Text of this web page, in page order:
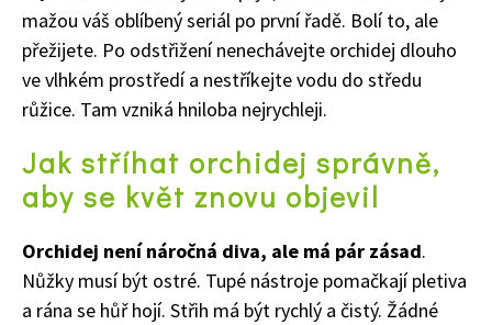
Naše krásná zahrada
mažou váš oblíbený seriál po první řadě. Bolí to, ale
přežijete. Po odstřižení nenechávejte orchidej dlouho
ve vlhkém prostředí a nestříkejte vodu do středu
růžice. Tam vzniká hniloba nejrychleji.
Jak stříhat orchidej správně,
aby se květ znovu objevil
Orchidej není náročná diva, ale má pár zásad.
Nůžky musí být ostré. Tupé nástroje pomačkají pletiva
a rána se hůř hojí. Střih má být rychlý a čistý. Žádné